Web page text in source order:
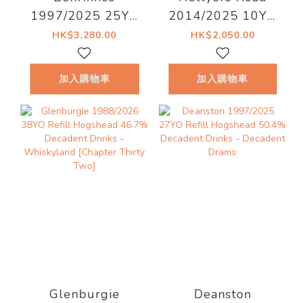
1997/2025 25YO
47.3% LMDW
Artist #15 The
Dark Side of the
HK$3,280.00
加入購物車
2014/2025 10YO
Oloroso Sherry
#14129.09 58.1%
La Maison du
HK$2,050.00
加入購物車
Glenburgie
Deanston